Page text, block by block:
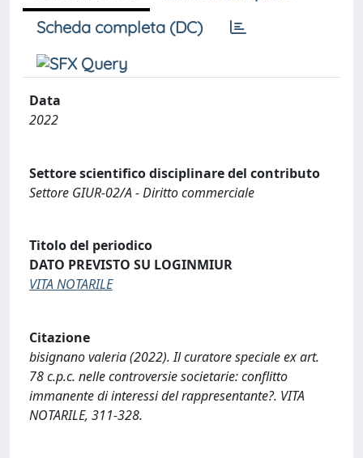
Scheda completa (DC)
Data
2022
Settore scientifico disciplinare del contributo
Settore GIUR-02/A - Diritto commerciale
Titolo del periodico
DATO PREVISTO SU LOGINMIUR
VITA NOTARILE
Citazione
bisignano valeria (2022). Il curatore speciale ex art.
78 c.p.c. nelle controversie societarie: conflitto
immanente di interessi del rappresentante?. VITA
NOTARILE, 311-328.